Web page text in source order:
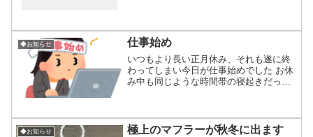
よ...
◆お知らせ 仕事始め
いつもより長い正月休み、それも遂に終
わってしまい今日が仕事始めでした お休
み中も同じような時間帯の寝起きだった
のかなとりあえず今週はこの休み中に出
来なかった事などあれこ...
◆お知らせ 極上のマフラーが秋冬に出ます